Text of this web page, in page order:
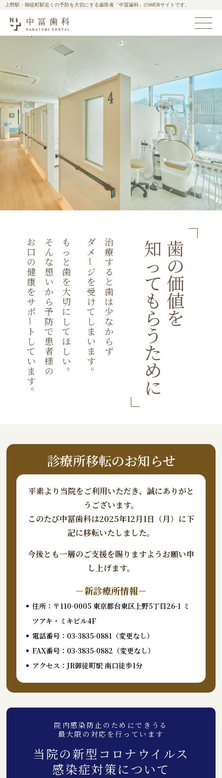
上野駅・御徒町駅近くの予防を大切にする歯医者「中冨歯科」のWEBサイトです。
治
療
す
る
と
歯
は
少
な
か
ら
ず
ダ
メ
ー
ジ
を
受
け
て
し
ま
い
ま
す
。
も
っ
と
歯
を
大
切
に
し
て
ほ
し
い
。
そ
ん
な
想
い
か
ら
予
防
で
患
者
様
の
お
口
の
健
康
を
サ
ポ
ー
ト
し
て
い
ま
す
。
知
っ
て
も
ら
う
た
め
に
歯
の
価
値
を
診療所移転のお知らせ
平素より当院をご利用いただき、誠にありがと
うございます。
このたび中冨歯科は2025年12月1日（月）に下
記に移転いたしました。
今後とも一層のご支援を賜りますようお願い申
し上げます。
－新診療所情報－
住所：〒110-0005 東京都台東区上野5丁目26-1 ミ
ツアキ・ミキビル4F
電話番号：03-3835-0881（変更なし）
FAX番号：03-3835-0882（変更なし）
アクセス：JR御徒町駅 南口徒歩1分
院内感染防止のためにできうる
最大限の対応を行っています
当院の新型コロナウイルス
感染症対策について